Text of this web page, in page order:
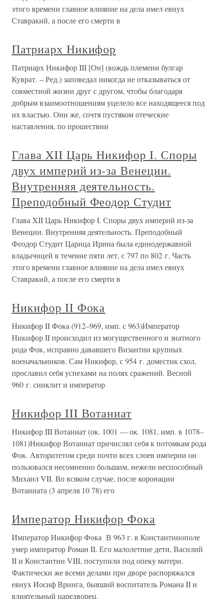
этого времени главное влияние на дела имел евнух
Ставракий, а после его смерти в
Патриарх Никифор
Патриарх Никифор III [Он] (вождь племени булгар
Куврат. – Ред.) заповедал никогда не отказываться от
совместной жизни друг с другом, чтобы благодаря
добрым взаимоотношениям уцелело все находящееся под
их властью. Они же, сочтя пустяком отеческие
наставления, по прошествии
Глава XII Царь Никифор I. Споры
двух империй из-за Венеции.
Внутренняя деятельность.
Преподобный Феодор Студит
Глава XII Царь Никифор I. Споры двух империй из-за
Венеции. Внутренняя деятельность. Преподобный
Феодор Студит Царица Ирина была единодержавной
владычицей в течение пяти лет, с 797 по 802 г. Часть
этого времени главное влияние на дела имел евнух
Ставракий, а после его смерти в
Никифор II Фока
Никифор II Фока (912–969, имп. с 963)Император
Никифор II происходил из могущественного и знатного
рода Фок, исправно дававшего Византии крупных
военачальников. Сам Никифор, с 954 г. доместик схол,
прославил себя успехами на полях сражений. Весной
960 г. синклит и император
Никифор III Вотаниат
Никифор III Вотаниат (ок. 1001 — ок. 1081, имп. в 1078–
1081)Никифор Вотаниат причислял себя к потомкам рода
Фок. Авторитетом среди почти всех слоев империи он
пользовался несомненно большим, нежели неспособный
Михаил VII. Во всяком случае, после коронации
Вотаниата (3 апреля 10 78) его
Император Никифор Фока
Император Никифор Фока В 963 г. в Константинополе
умер император Роман II. Его малолетние дети, Василий
II и Константин VIII, поступили под опеку матери.
Фактически же всеми делами при дворе распоряжался
евнух Иосиф Вринга, бывший воспитатель Романа II и
влиятельный царедворец.